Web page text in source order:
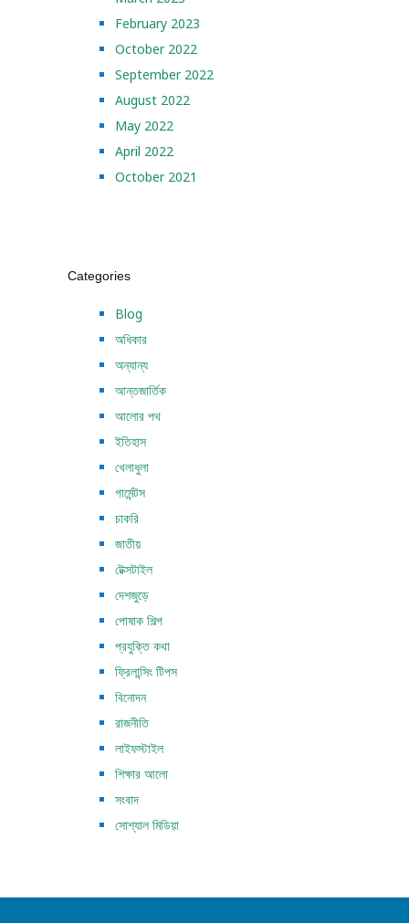
February 2023
October 2022
September 2022
August 2022
May 2022
April 2022
October 2021
Categories
Blog
অধিকার
অন্যান্য
আন্তজার্তিক
আলোর পথ
ইতিহাস
খেলাধুলা
গার্মেন্টস
চাকরি
জাতীয়
টেক্সটাইল
দেশজুড়ে
পোষাক শিল্প
প্রযুক্তি কথা
ফ্রিলান্সিং টিপস
বিনোদন
রাজনীতি
লাইফস্টাইল
শিক্ষার আলো
সংবাদ
সোশ্যাল মিডিয়া